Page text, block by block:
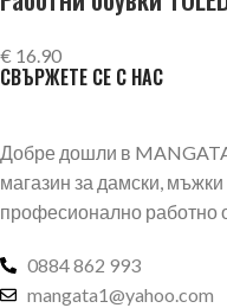
€ 16.90
СВЪРЖЕТЕ СЕ С НАС
Добре дошли в
магазин за дамски, мъжки
професионално работно
0884 862 993
mangata1@yahoo.com